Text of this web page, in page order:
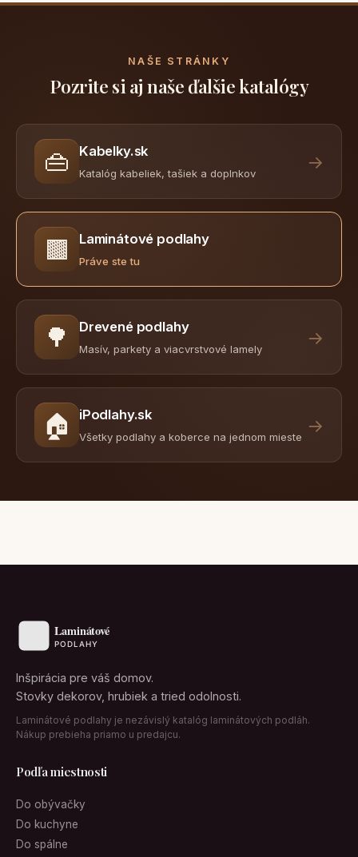
NAŠE STRÁNKY
Pozrite si aj naše ďalšie katalógy
👜 Kabelky.sk
Katalóg kabeliek, tašiek a doplnkov
→
🟫 Laminátové podlahy
Práve ste tu
🌳 Drevené podlahy
Masív, parkety a viacvrstvové lamely
→
🏠 iPodlahy.sk
Všetky podlahy a koberce na jednom mieste
→
Inšpirácia pre váš domov.
Stovky dekorov, hrubiek a tried odolnosti.
Laminátové podlahy je nezávislý katalóg laminátových podláh.
Nákup prebieha priamo u predajcu.
Podľa miestnosti
Do obývačky
Do kuchyne
Do spálne